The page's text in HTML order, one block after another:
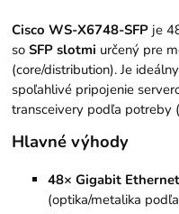
Cisco WS-X6748-SFP je
soSFP slotmi určený pre
(core/distribution). Je
spoľahlivé pripojenie
transceivery podľa potreby
Hlavné výhody
48× Gigabit
(optika/metalika